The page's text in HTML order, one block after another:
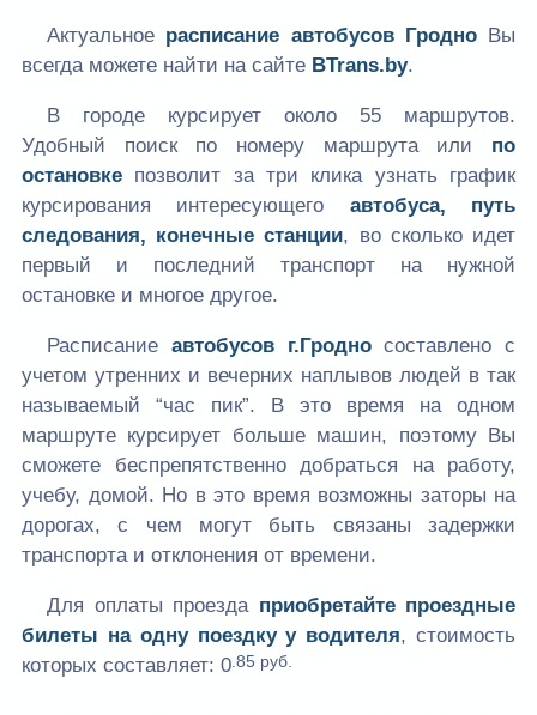
Актуальное расписание автобусов ГродноВы
всегда можете найти на сайте BTrans.by.
В городе курсирует около 55 маршрутов.
Удобный поиск по номеру маршрута или по
остановке позволит за три клика узнать график
курсирования интересующего автобуса, путь
следования, конечные станции, во сколько идет
первый и последний транспорт на нужной
остановке и многое другое.
Расписание автобусов г.Гродносоставлено с
учетом утренних и вечерних наплывов людей в так
называемый “час пик”. В это время на одном
маршруте курсирует больше машин, поэтому Вы
сможете беспрепятственно добраться на работу,
учебу, домой. Но в это время возможны заторы на
дорогах, с чем могут быть связаны задержки
транспорта и отклонения от времени.
Для оплаты проезда приобретайте проездные
билеты на одну поездку у водителя, стоимость
которых составляет: 0 .85 руб.